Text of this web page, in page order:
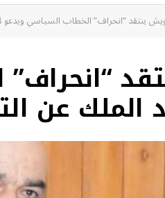
ينتقد “انحراف” الخطاب السياسي ويدعو
الملك عن